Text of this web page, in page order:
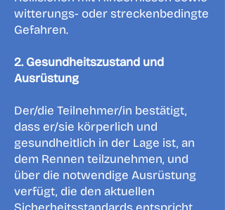
witterungs- oder streckenbedingte
Gefahren.
2. Gesundheitszustand und
Ausrüstung
Der/die Teilnehmer/in bestätigt,
dass er/sie körperlich und
gesundheitlich in der Lage ist, an
dem Rennen teilzunehmen, und
über die notwendige Ausrüstung
verfügt, die den aktuellen